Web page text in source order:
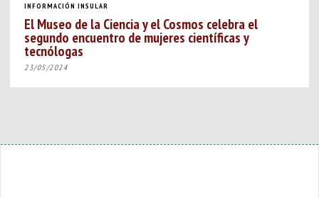
INFORMACIÓN INSULAR
El Museo de la Ciencia y el Cosmos celebra el
segundo encuentro de mujeres científicas y
tecnólogas
23/05/2024